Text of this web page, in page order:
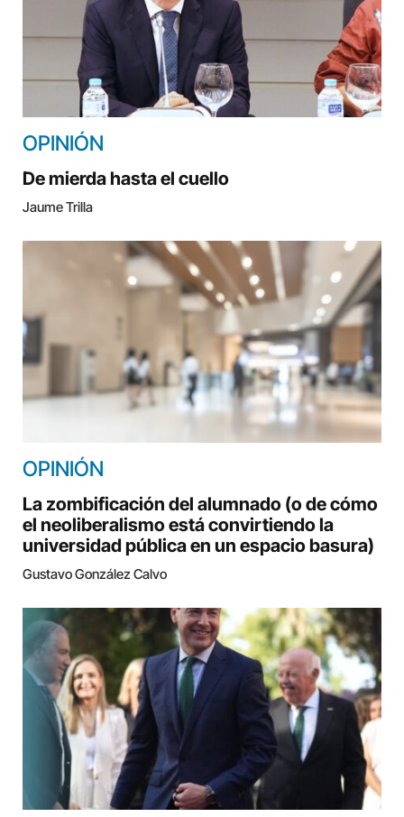
OPINIÓN
De mierda hasta el cuello
Jaume Trilla
OPINIÓN
La zombificación del alumnado (o de cómo
el neoliberalismo está convirtiendo la
universidad pública en un espacio basura)
Gustavo González Calvo